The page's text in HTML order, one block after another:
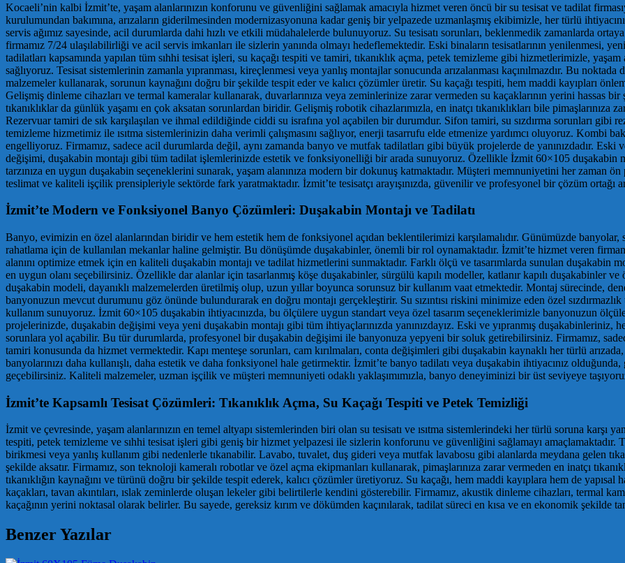
Kocaeli’nin kalbi İzmit’te, yaşam alanlarınızın konforunu ve güvenliğini sağlamak amacıyla hizmet veren öncü bir su tesisat ve tadilat
kurulumundan bakımına, arızaların giderilmesinden modernizasyonuna kadar geniş bir yelpazede uzmanlaşmış ekibimizle, her türlü
servis ağımız sayesinde, acil durumlarda dahi hızlı ve etkili müdahalelerde bulunuyoruz. Su tesisatı sorunları, beklenmedik zamanlarda
firmamız 7/24 ulaşılabilirliği ve acil servis imkanları ile sizlerin yanında olmayı hedeflemektedir. Eski binaların tesisatlarının yenilenmesi,
tadilatları kapsamında yapılan tüm sıhhi tesisat işleri, su kaçağı tespiti ve tamiri, tıkanıklık açma, petek temizleme gibi hizmetlerimizle, yaşam
sağlıyoruz. Tesisat sistemlerinin zamanla yıpranması, kireçlenmesi veya yanlış montajlar sonucunda arızalanması kaçınılmazdır. Bu
malzemeler kullanarak, sorunun kaynağını doğru bir şekilde tespit eder ve kalıcı çözümler üretir. Su kaçağı tespiti, hem maddi kayıpları
Gelişmiş dinleme cihazları ve termal kameralar kullanarak, duvarlarınıza veya zeminlerinize zarar vermeden su kaçaklarının yerini hassas
tıkanıklıklar da günlük yaşamı en çok aksatan sorunlardan biridir. Gelişmiş robotik cihazlarımızla, en inatçı tıkanıklıkları bile pimaşlarınıza
Rezervuar tamiri de sık karşılaşılan ve ihmal edildiğinde ciddi su israfına yol açabilen bir durumdur. Sifon tamiri, su sızdırma sorunları
temizleme hizmetimiz ile ısıtma sistemlerinizin daha verimli çalışmasını sağlıyor, enerji tasarrufu elde etmenize yardımcı oluyoruz. Kombi
engelliyoruz. Firmamız, sadece acil durumlarda değil, aynı zamanda banyo ve mutfak tadilatları gibi büyük projelerde de yanınızdadır. Eski
değişimi, duşakabin montajı gibi tüm tadilat işlemlerinizde estetik ve fonksiyonelliği bir arada sunuyoruz. Özellikle İzmit 60×105
tarzınıza en uygun duşakabin seçeneklerini sunarak, yaşam alanınıza modern bir dokunuş katmaktadır. Müşteri memnuniyetini her zaman
teslimat ve kaliteli işçilik prensipleriyle sektörde fark yaratmaktadır. İzmit’te tesisatçı arayışınızda, güvenilir ve profesyonel bir çözüm ortağı
İzmit’te Modern ve Fonksiyonel Banyo Çözümleri: Duşakabin Montajı ve Tadilatı
Banyo, evimizin en özel alanlarından biridir ve hem estetik hem de fonksiyonel açıdan beklentilerimizi karşılamalıdır. Günümüzde banyolar,
rahatlama için de kullanılan mekanlar haline gelmiştir. Bu dönüşümde duşakabinler, önemli bir rol oynamaktadır. İzmit’te hizmet veren
alanını optimize etmek için en kaliteli duşakabin montajı ve tadilat hizmetlerini sunmaktadır. Farklı ölçü ve tasarımlarda sunulan duşakabin
en uygun olanı seçebilirsiniz. Özellikle dar alanlar için tasarlanmış köşe duşakabinler, sürgülü kapılı modeller, katlanır kapılı duşakabinler
duşakabin modeli, dayanıklı malzemelerden üretilmiş olup, uzun yıllar boyunca sorunsuz bir kullanım vaat etmektedir. Montaj sürecinde,
banyonuzun mevcut durumunu göz önünde bulundurarak en doğru montajı gerçekleştirir. Su sızıntısı riskini minimize eden özel
kullanım sunuyoruz. İzmit 60×105 duşakabin ihtiyacınızda, bu ölçülere uygun standart veya özel tasarım seçeneklerimizle banyonuzun
projelerinizde, duşakabin değişimi veya yeni duşakabin montajı gibi tüm ihtiyaçlarınızda yanınızdayız. Eski ve yıpranmış duşakabinleriniz,
sorunlara yol açabilir. Bu tür durumlarda, profesyonel bir duşakabin değişimi ile banyonuza yepyeni bir soluk getirebilirsiniz. Firmamız,
tamiri konusunda da hizmet vermektedir. Kapı menteşe sorunları, cam kırılmaları, conta değişimleri gibi duşakabin kaynaklı her türlü
banyolarınızı daha kullanışlı, daha estetik ve daha fonksiyonel hale getirmektir. İzmit’te banyo tadilatı veya duşakabin ihtiyacınız
geçebilirsiniz. Kaliteli malzemeler, uzman işçilik ve müşteri memnuniyeti odaklı yaklaşımımızla, banyo deneyiminizi bir üst seviyeye
İzmit’te Kapsamlı Tesisat Çözümleri: Tıkanıklık Açma, Su Kaçağı Tespiti ve Petek Temizliği
İzmit ve çevresinde, yaşam alanlarınızın en temel altyapı sistemlerinden biri olan su tesisatı ve ısıtma sistemlerindeki her türlü soruna karşı
tespiti, petek temizleme ve sıhhi tesisat işleri gibi geniş bir hizmet yelpazesi ile sizlerin konforunu ve güvenliğini sağlamayı amaçlamaktadır.
birikmesi veya yanlış kullanım gibi nedenlerle tıkanabilir. Lavabo, tuvalet, duş gideri veya mutfak lavabosu gibi alanlarda meydana gelen
şekilde aksatır. Firmamız, son teknoloji kameralı robotlar ve özel açma ekipmanları kullanarak, pimaşlarınıza zarar vermeden en inatçı
tıkanıklığın kaynağını ve türünü doğru bir şekilde tespit ederek, kalıcı çözümler üretiyoruz. Su kaçağı, hem maddi kayıplara hem de
kaçakları, tavan akıntıları, ıslak zeminlerde oluşan lekeler gibi belirtilerle kendini gösterebilir. Firmamız, akustik dinleme cihazları, termal
kaçağının yerini noktasal olarak belirler. Bu sayede, gereksiz kırım ve dökümden kaçınılarak, tadilat süreci en kısa ve en ekonomik şekilde
Benzer Yazılar